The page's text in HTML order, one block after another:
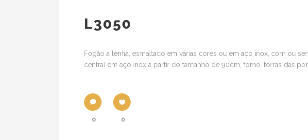
L3050
Fogão a lenha, esmaltado em várias cores ou em aço inox, com ou
central em aço inox a partir do tamanho de 90cm, forno, forras das
0 0